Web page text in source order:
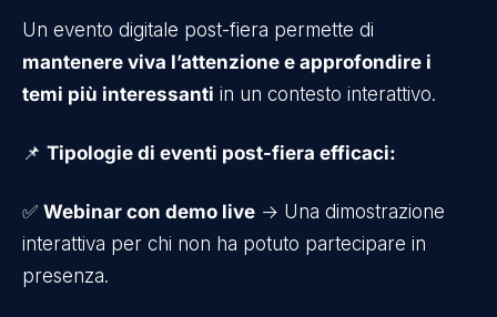
Un evento digitale post-fiera permette di
mantenere viva l’attenzione e approfondire i
temi più interessanti in un contesto interattivo.
📌 Tipologie di eventi post-fiera efficaci:
✅ Webinar con demo live → Una dimostrazione
interattiva per chi non ha potuto partecipare in
presenza.